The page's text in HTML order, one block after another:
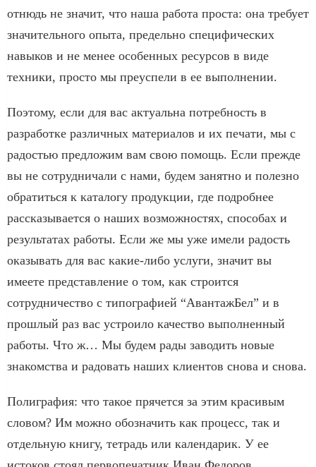
отнюдь не значит, что наша работа проста: она требует
значительного опыта, предельно специфических
навыков и не менее особенных ресурсов в виде
техники, просто мы преуспели в ее выполнении.
Поэтому, если для вас актуальна потребность в
разработке различных материалов и их печати, мы с
радостью предложим вам свою помощь. Если прежде
вы не сотрудничали с нами, будем занятно и полезно
обратиться к каталогу продукции, где подробнее
рассказывается о наших возможностях, способах и
результатах работы. Если же мы уже имели радость
оказывать для вас какие-либо услуги, значит вы
имеете представление о том, как строится
сотрудничество с типографией “АвантажБел” и в
прошлый раз вас устроило качество выполненный
работы. Что ж… Мы будем рады заводить новые
знакомства и радовать наших клиентов снова и снова.
Полиграфия: что такое прячется за этим красивым
словом? Им можно обозначить как процесс, так и
отдельную книгу, тетрадь или календарик. У ее